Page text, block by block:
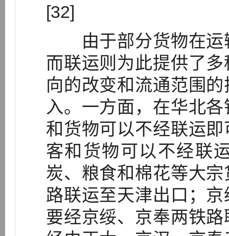
[32]
由于部分货物在运
而联运则为此提供了
向的改变和流通范围
入。一方面，在华北
和货物可以不经联运
客和货物可以不经联
炭、粮食和棉花等大
路联运至天津出口；
要经京绥、京奉两铁